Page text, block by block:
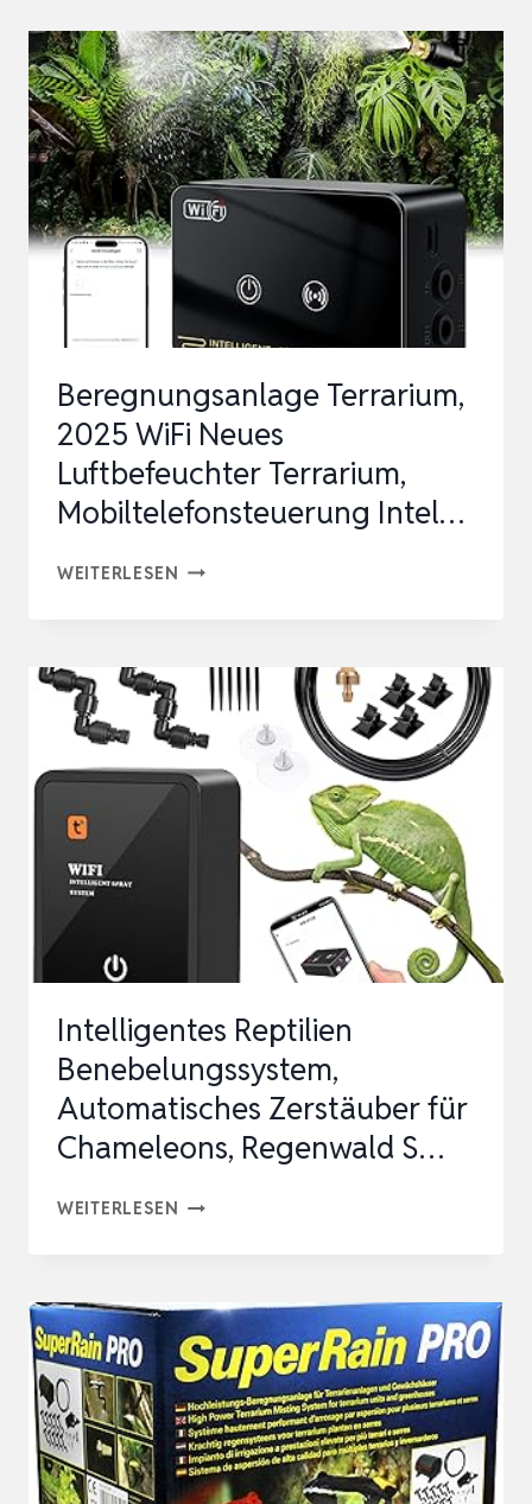
SMART,
REPTILIEN
LUFTBEFEUCHTER
MIT
TIMER,
VERNEBLER
…
Beregnungsanlage Terrarium,
2025 WiFi Neues
Luftbefeuchter Terrarium,
Mobiltelefonsteuerung Intel…
WEITERLESEN BEREGNUNGSANLAGE
WIFI
NEUES
LUFTBEFEUCHTER
TERRARIUM,
MOBILTELEFONSTEUERUNG
INTEL…
Intelligentes Reptilien
Benebelungssystem,
Automatisches Zerstäuber für
Chameleons, Regenwald S…
WEITERLESEN INTELLIGENTES
AUTOMATISCHES
ZERSTÄUBER
FÜR
CHAMELEONS,
REGENWALD
S…